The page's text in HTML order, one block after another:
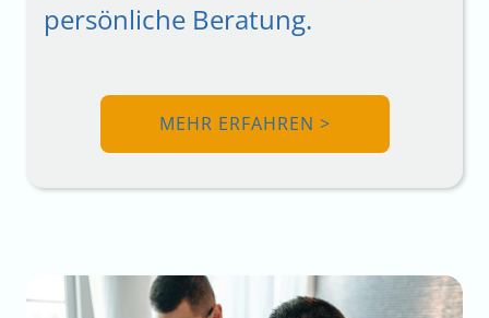
persönliche Beratung.
MEHR ERFAHREN >